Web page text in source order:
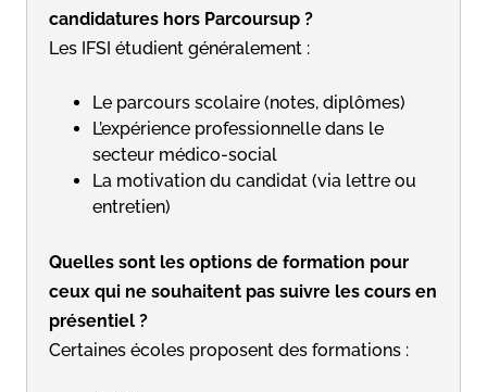
candidatures hors Parcoursup ?
Les IFSI étudient généralement :
Le parcours scolaire (notes, diplômes)
L’expérience professionnelle dans le
secteur médico-social
La motivation du candidat (via lettre ou
entretien)
Quelles sont les options de formation pour
ceux qui ne souhaitent pas suivre les cours en
présentiel ?
Certaines écoles proposent des formations :